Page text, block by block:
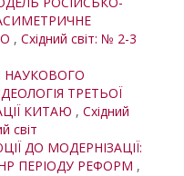
, Східний світ: № 2-3
НАУКОВОГО
ТРЕТЬОЇ
КИТАЮ , Східний
світ
ДО МОДЕРНІЗАЦІЇ:
ПЕРІОДУ РЕФОРМ ,